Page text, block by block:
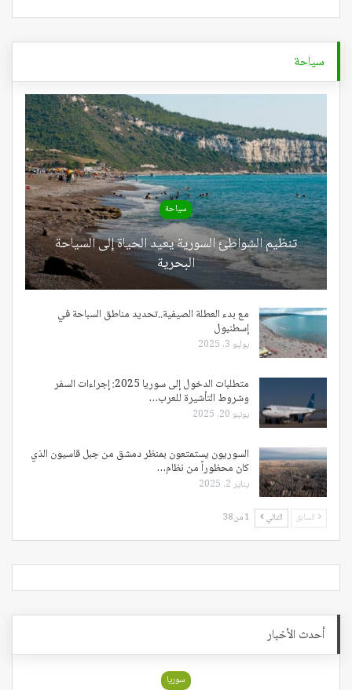
سياحة
سياحة
تنظيم الشواطئ السورية يعيد الحياة إلى السياحة
البحرية
مع بدء العطلة الصيفية..تحديد مناطق السباحة في
إسطنبول
يوليو 3, 2025
متطلبات الدخول إلى سوريا 2025: إجراءات السفر
وشروط التأشيرة للعرب…
يونيو 20, 2025
السوريون يستمتعون بمنظر دمشق من جبل قاسيون الذي
كان محظوراً من نظام…
يناير 2, 2025
السابق التالي 1 من 38
أحدث الأخبار
سوريا